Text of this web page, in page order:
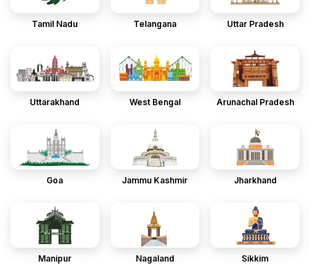
Tamil Nadu Telangana Uttar Pradesh
Uttarakhand West Bengal Arunachal Pradesh
Goa Jammu Kashmir Jharkhand
Manipur Nagaland Sikkim